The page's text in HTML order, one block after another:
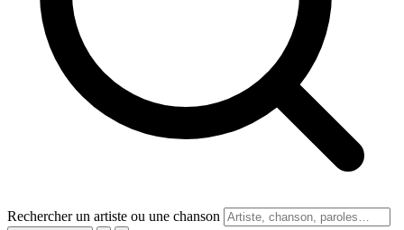
Rechercher un artiste ou une chanson